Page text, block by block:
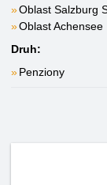
Oblast Salzburg
Oblast Achensee
Druh:
Penziony